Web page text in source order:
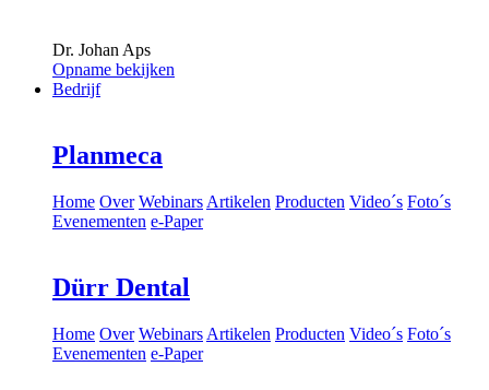
Dr. Johan Aps
Opname bekijken
Bedrijf
Planmeca
Home Over Webinars Artikelen Producten Video´s Foto´s
Evenementen e-Paper
Dürr Dental
Home Over Webinars Artikelen Producten Video´s Foto´s
Evenementen e-Paper